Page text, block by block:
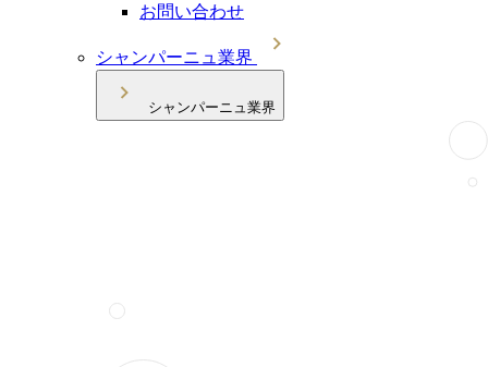
お問い合わせ
シャンパーニュ業界
シャンパーニュ業界